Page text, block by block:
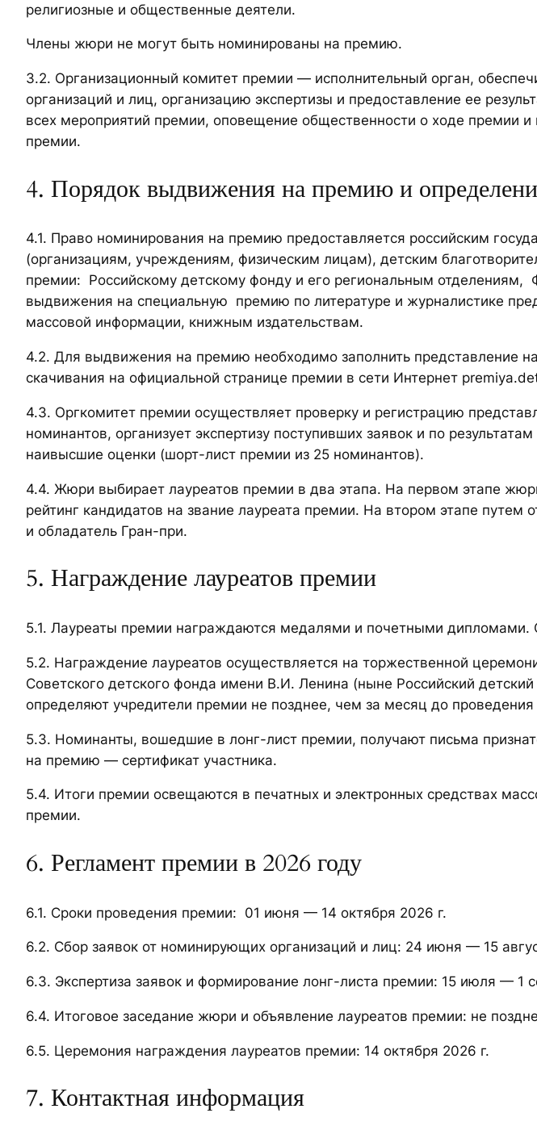
религиозные и общественные деятели.
Члены жюри не могут быть номинированы на премию.
3.2. Организационный комитет премии — исполнительный орган,
организаций и лиц, организацию экспертизы и предоставление ее
всех мероприятий премии, оповещение общественности о ходе премии
премии.
4. Порядок выдвижения на премию и
4.1. Право номинирования на премию предоставляется российским
(организациям, учреждениям, физическим лицам), детским
премии: Российскому детскому фонду и его региональным отделениям,
выдвижения на специальную премию по литературе и журналистике
массовой информации, книжным издательствам.
4.2. Для выдвижения на премию необходимо заполнить представление
скачивания на официальной странице премии в сети Интернет
4.3. Оргкомитет премии осуществляет проверку и регистрацию
номинантов, организует экспертизу поступивших заявок и по
наивысшие оценки (шорт-лист премии из 25 номинантов).
4.4. Жюри выбирает лауреатов премии в два этапа. На первом этапе
рейтинг кандидатов на звание лауреата премии. На втором этапе
и обладатель Гран-при.
5. Награждение лауреатов премии
5.1. Лауреаты премии награждаются медалями и почетными дипломами.
5.2. Награждение лауреатов осуществляется на торжественной
Советского детского фонда имени В.И. Ленина (ныне Российский
определяют учредители премии не позднее, чем за месяц до
5.3. Номинанты, вошедшие в лонг-лист премии, получают письма
на премию — сертификат участника.
5.4. Итоги премии освещаются в печатных и электронных средствах
премии.
6. Регламент премии в 2026 году
6.1. Сроки проведения премии: 01 июня — 14 октября 2026 г.
6.2. Сбор заявок от номинирующих организаций и лиц: 24 июня — 15
6.3. Экспертиза заявок и формирование лонг-листа премии: 15 июля — 1
6.4. Итоговое заседание жюри и объявление лауреатов премии: не
6.5. Церемония награждения лауреатов премии: 14 октября 2026 г.
7. Контактная информация